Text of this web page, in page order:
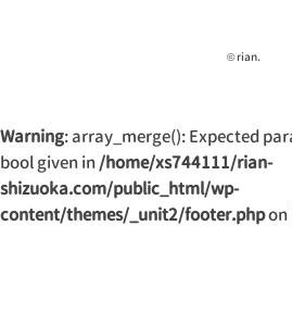
© rian.
Warning: array_merge(): Expected
bool given in/home/xs744111/rian-
shizuoka.com/public_html/wp-
content/themes/_unit2/footer.phpon